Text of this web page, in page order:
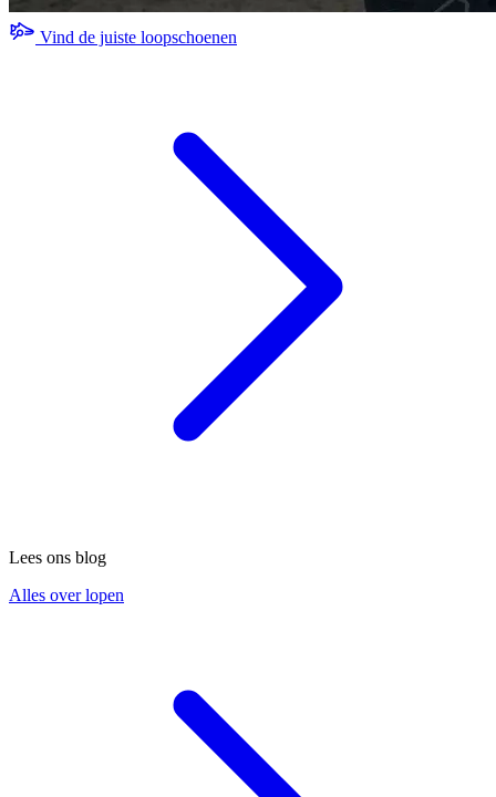
Vind de juiste loopschoenen
Lees ons blog
Alles over lopen